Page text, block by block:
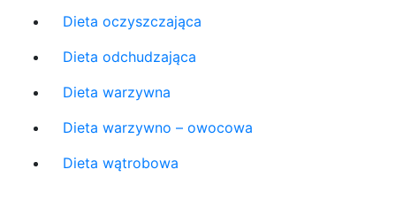
Dieta oczyszczająca
Dieta odchudzająca
Dieta warzywna
Dieta warzywno – owocowa
Dieta wątrobowa